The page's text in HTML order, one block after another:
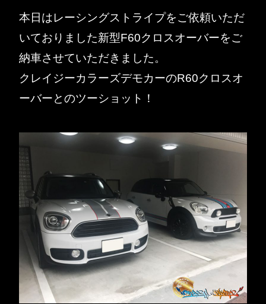
本日はレーシングストライプをご依頼いただ
いておりました新型F60クロスオーバーをご
納車させていただきました。
クレイジーカラーズデモカーのR60クロスオ
ーバーとのツーショット！